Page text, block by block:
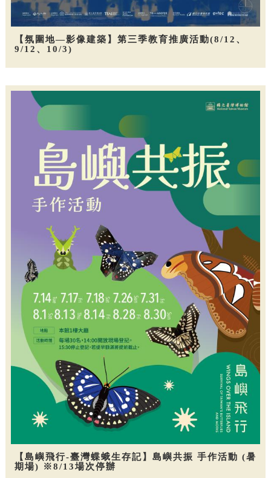
【氛圍地—影像建築】第三季教育推廣活動(8/12、
9/12、10/3)
【島嶼飛行-臺灣蝶蛾生存記】島嶼共振 手作活動 (暑
期場) ※8/13場次停辦